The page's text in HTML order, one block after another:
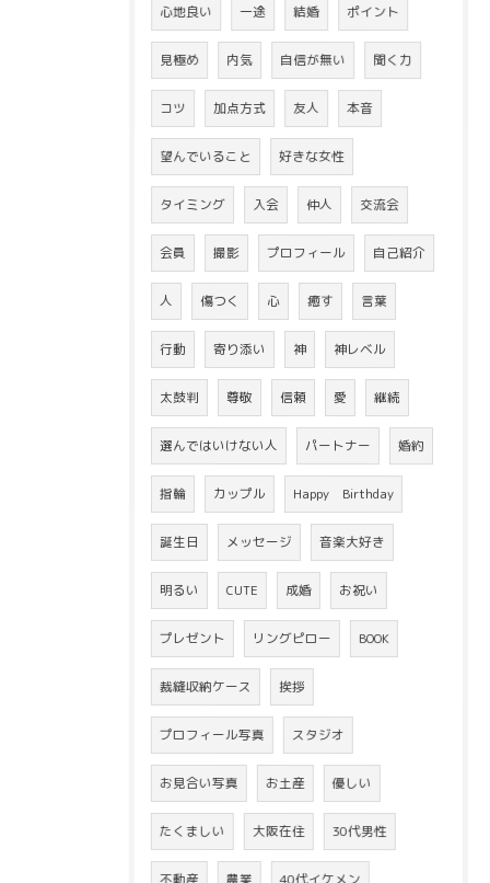
心地良い 一途 結婚 ポイント
見極め 内気 自信が無い 聞く力
コツ 加点方式 友人 本音
望んでいること 好きな女性
タイミング 入会 仲人 交流会
会員 撮影 プロフィール 自己紹介
人 傷つく 心 癒す 言葉
行動 寄り添い 神 神レベル
太鼓判 尊敬 信頼 愛 継続
選んではいけない人 パートナー 婚約
指輪 カップル Happy Birthday
誕生日 メッセージ 音楽大好き
明るい CUTE 成婚 お祝い
プレゼント リングピロー BOOK
裁縫収納ケース 挨拶
プロフィール写真 スタジオ
お見合い写真 お土産 優しい
たくましい 大阪在住 30代男性
不動産 農業 40代イケメン